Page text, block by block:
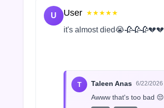
U User ★★★★★
it's almost died😭🥀🥀🥀💔💔
T Taleen Anas 6/22/2026
Awww that's too bad 😔